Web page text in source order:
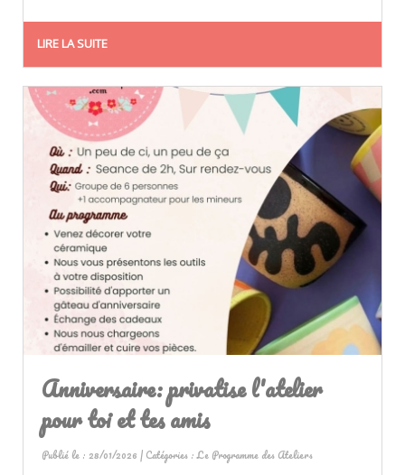
LIRE LA SUITE
Anniversaire: privatise l'atelier
pour toi et tes amis
Publié le : 28/01/2026 | Catégories :Le Programme des Ateliers